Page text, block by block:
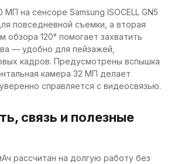
на сенсоре Samsung ISOCELL GN5
повседневной съемки, а вторая
обзора 120° помогает захватить
— удобно для пейзажей,
кадров. Предусмотрены вспышка
камера 32 МП делает
справляется с видеосвязью.
связь и полезные
рассчитан на долгую работу без